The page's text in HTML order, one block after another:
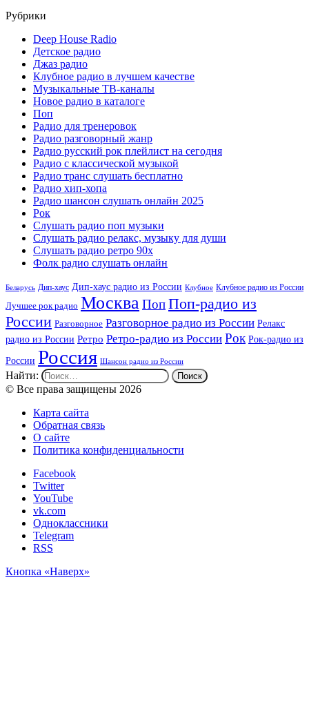
Рубрики
Deep House Radio
Детское радио
Джаз радио
Клубное радио в лучшем качестве
Музыкальные ТВ-каналы
Новое радио в каталоге
Поп
Радио для тренеровок
Радио разговорный жанр
Радио русский рок плейлист на сегодня
Радио с классической музыкой
Радио транс слушать бесплатно
Радио хип-хопа
Радио шансон слушать онлайн 2025
Рок
Слушать радио поп музыки
Слушать радио релакс, музыку для души
Слушать радио ретро 90х
Фолк радио слушать онлайн
Беларусь Дип-хаус Дип-хаус радио из России Клубное Клубное радио из России
Лучшее рок радио МоскваПопПоп-радио из
России Разговорное Разговорное радио из России Релакс
радио из России Ретро Ретро-радио из России Рок Рок-радио из
России Россия Шансон радио из России
Найти:
© Все права защищены 2026
Карта сайта
Обратная связь
О сайте
Политика конфиденциальности
Facebook
Twitter
YouTube
vk.com
Одноклассники
Telegram
RSS
Кнопка «Наверх»